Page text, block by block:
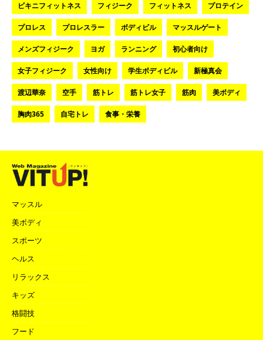
ビキニフィットネス フィジーク フィットネス プロテイン
プロレス プロレスラー ボディビル マッスルゲート
メンズフィジーク ヨガ ランニング 初心者向け
女子フィジーク 女性向け 学生ボディビル 新極真会
渡辺華奈 空手 筋トレ 筋トレ女子 筋肉 美ボディ
胸肉365 自宅トレ 食事・栄養
マッスル
美ボディ
スポーツ
ヘルス
リラックス
キッズ
格闘技
フード